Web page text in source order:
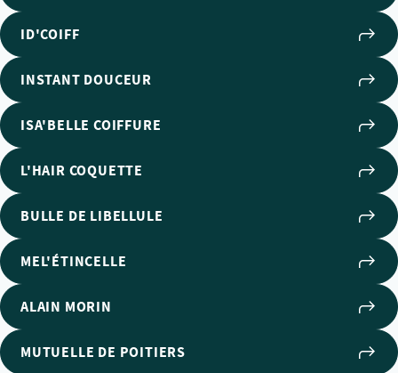
ID'COIFF
INSTANT DOUCEUR
ISA'BELLE COIFFURE
L'HAIR COQUETTE
BULLE DE LIBELLULE
MEL'ÉTINCELLE
ALAIN MORIN
MUTUELLE DE POITIERS